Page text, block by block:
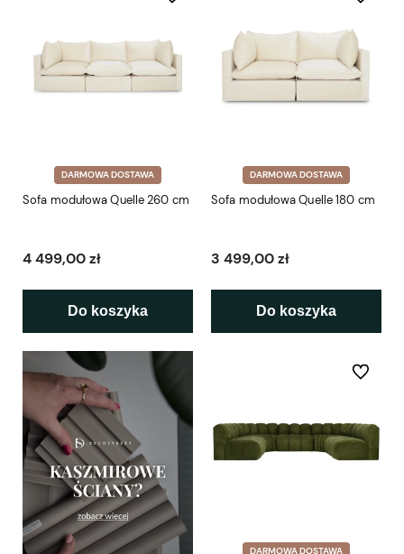
DARMOWA DOSTAWA
Sofa modułowa Quelle 260 cm
4 499,00 zł
Do koszyka
DARMOWA DOSTAWA
Sofa modułowa Quelle 180 cm
3 499,00 zł
Do koszyka
DARMOWA DOSTAWA
Do